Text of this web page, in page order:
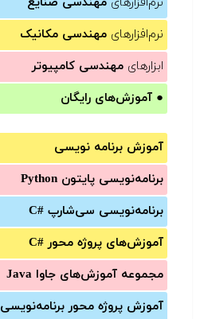
نرم‌افزارهای مهندسی مکانیک
ابزارهای مهندسی کامپیوتر
● آموزش‌های رایگان
آموزش برنامه نویسی
برنامه‌نویسی پایتون Python
برنامه‌‌نویسی سی‌شارپ C#‎
آموزش‌های پروژه محور #C
مجموعه آموزش‌های جاوا Java
آموزش‌ پروژه محور برنامه‌نویسی